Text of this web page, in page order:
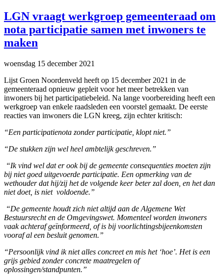
LGN vraagt werkgroep gemeenteraad om
nota participatie samen met inwoners te
maken
woensdag 15 december 2021
Lijst Groen Noordenveld heeft op 15 december 2021 in de
gemeenteraad opnieuw gepleit voor het meer betrekken van
inwoners bij het participatiebeleid. Na lange voorbereiding heeft een
werkgroep van enkele raadsleden een voorstel gemaakt. De eerste
reacties van inwoners die LGN kreeg, zijn echter kritisch:
“Een participatienota zonder participatie, klopt niet.”
“De stukken zijn wel heel ambtelijk geschreven.”
“Ik vind wel dat er ook bij de gemeente consequenties moeten zijn
bij niet goed uitgevoerde participatie. Een opmerking van de
wethouder dat hij/zij het de volgende keer beter zal doen, en het dan
niet doet, is niet voldoende.”
“De gemeente houdt zich niet altijd aan de Algemene Wet
Bestuursrecht en de Omgevingswet. Momenteel worden inwoners
vaak achteraf geïnformeerd, of is bij voorlichtingsbijeenkomsten
vooraf al een besluit genomen.”
“Persoonlijk vind ik niet alles concreet en mis het ‘hoe’. Het is een
grijs gebied zonder concrete maatregelen of
oplossingen/standpunten.”